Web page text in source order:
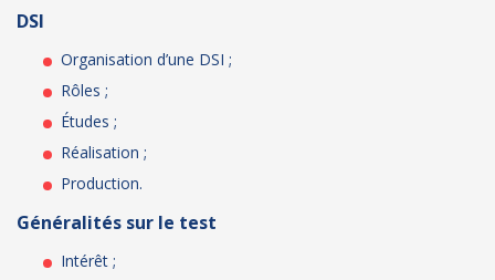
DSI
Organisation d’une DSI ;
Rôles ;
Études ;
Réalisation ;
Production.
Généralités sur le test
Intérêt ;